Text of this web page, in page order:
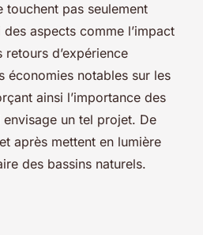
touchent pas seulement
des aspects comme l’impact
d’expérience
économies notables sur les
ainsi l’importance des
un tel projet. De
après mettent en lumière
des bassins naturels.